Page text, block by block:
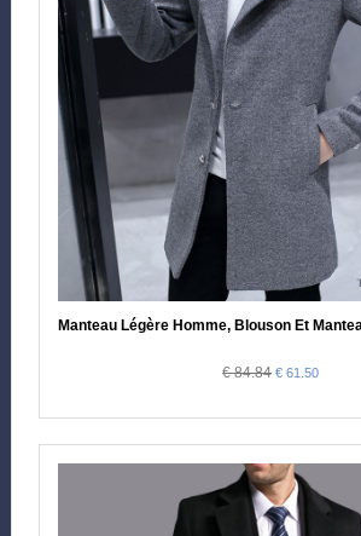
Manteau Légère Homme, Blouson Et
€ 84.84 € 61.50